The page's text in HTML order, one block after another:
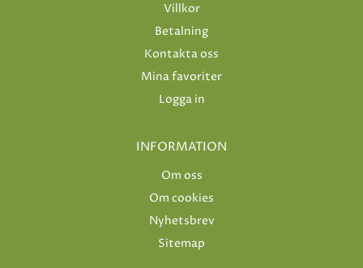
Villkor
Betalning
Kontakta oss
Mina favoriter
Logga in
INFORMATION
Om oss
Om cookies
Nyhetsbrev
Sitemap